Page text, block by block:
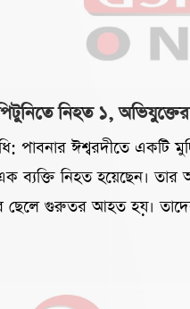
নিহত ১,
পাবনার ঈশ্বরদীতে একটি
ব্যক্তি নিহত হয়েছেন। তার
ছেলে গুরুতর আহত হয়।
মিস্ত্রিপাড়া ঠান্ডাতলা